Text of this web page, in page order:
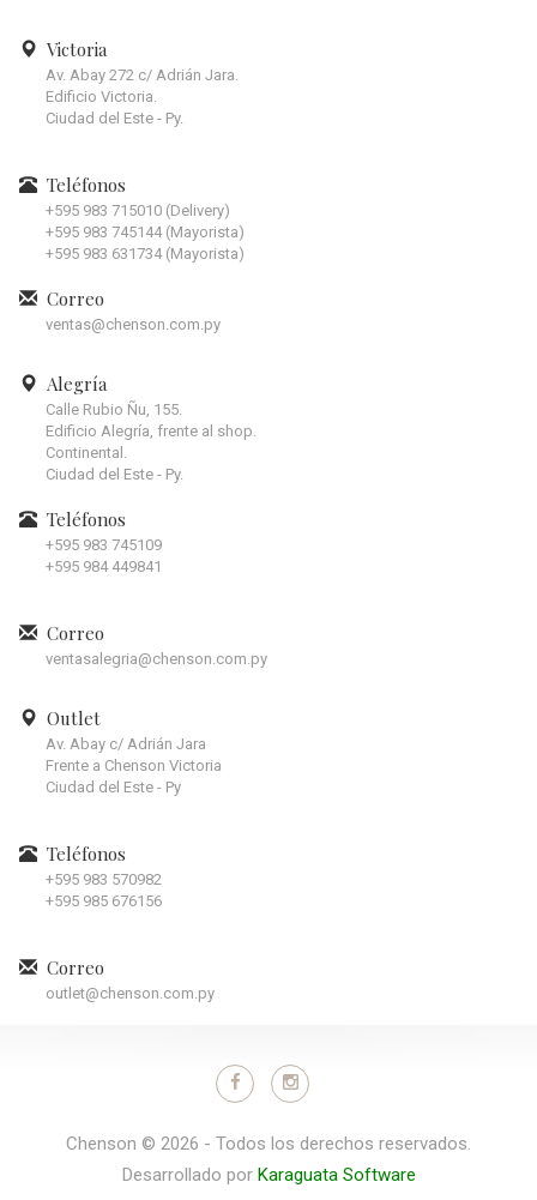
Victoria
Av. Abay 272 c/ Adrián Jara.
Edificio Victoria.
Ciudad del Este - Py.
Teléfonos
+595 983 715010 (Delivery)
+595 983 745144 (Mayorista)
+595 983 631734 (Mayorista)
Correo
ventas@chenson.com.py
Alegría
Calle Rubio Ñu, 155.
Edificio Alegría, frente al shop.
Continental.
Ciudad del Este - Py.
Teléfonos
+595 983 745109
+595 984 449841
Correo
ventasalegria@chenson.com.py
Outlet
Av. Abay c/ Adrián Jara
Frente a Chenson Victoria
Ciudad del Este - Py
Teléfonos
+595 983 570982
+595 985 676156
Correo
outlet@chenson.com.py
Chenson © 2026 - Todos los derechos reservados.
Desarrollado por Karaguata Software